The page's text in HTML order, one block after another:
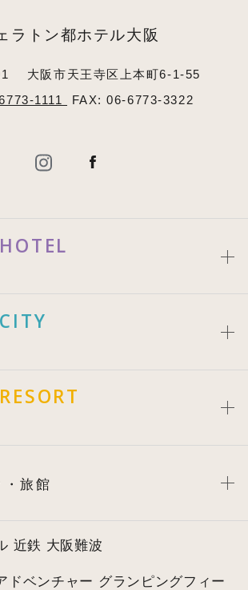
ラトン都ホテル大阪
大阪市天王寺区上本町6-1-55
1111 FAX: 06-6773-3322
旅館
近鉄 大阪難波
ドベンチャー グランピングフィー